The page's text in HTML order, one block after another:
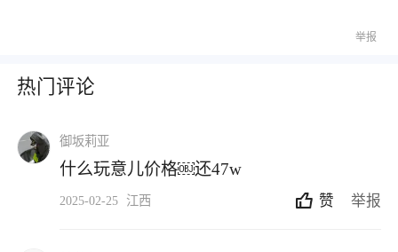
举报
热门评论
御坂莉亚
什么玩意儿价格￼还47w
2025-02-25 江西 赞 举报